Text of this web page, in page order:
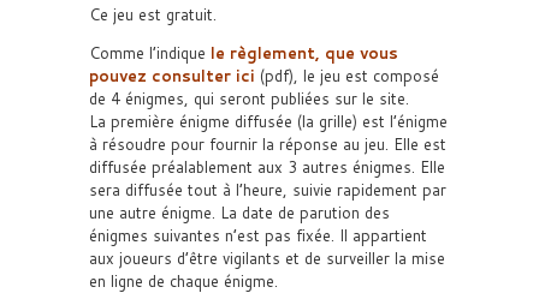
Ce jeu est gratuit.
Comme l’indique le règlement, que vous
pouvez consulter ici (pdf), le jeu est composé
de 4 énigmes, qui seront publiées sur le site.
La première énigme diffusée (la grille) est l’énigme
à résoudre pour fournir la réponse au jeu. Elle est
diffusée préalablement aux 3 autres énigmes. Elle
sera diffusée tout à l’heure, suivie rapidement par
une autre énigme. La date de parution des
énigmes suivantes n’est pas fixée. Il appartient
aux joueurs d’être vigilants et de surveiller la mise
en ligne de chaque énigme.